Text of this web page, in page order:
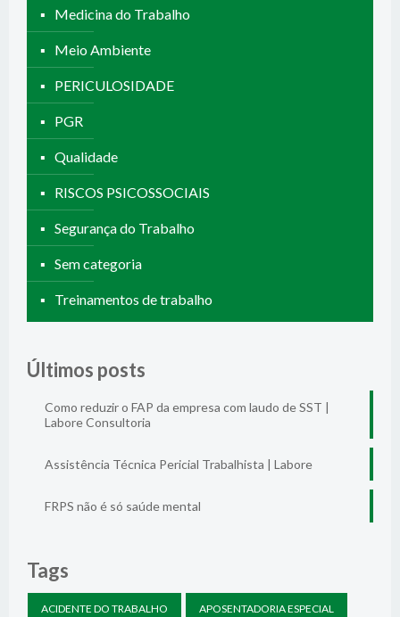
Medicina do Trabalho
Meio Ambiente
PERICULOSIDADE
PGR
Qualidade
RISCOS PSICOSSOCIAIS
Segurança do Trabalho
Sem categoria
Treinamentos de trabalho
Últimos posts
Como reduzir o FAP da empresa com laudo de SST |
Labore Consultoria
Assistência Técnica Pericial Trabalhista | Labore
FRPS não é só saúde mental
Tags
ACIDENTE DO TRABALHO APOSENTADORIA ESPECIAL